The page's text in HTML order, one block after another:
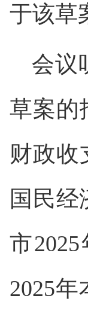
于该草
会议
草案的
财政收
国民经
市2025
2025年